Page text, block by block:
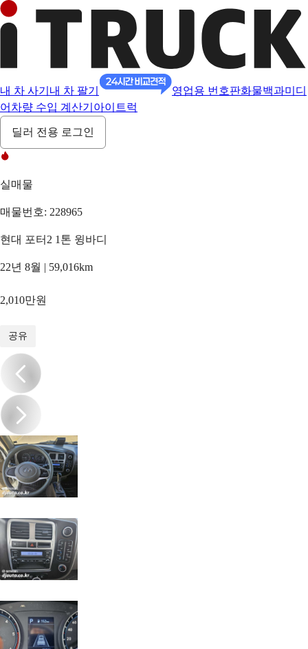
내 차 사기 내 차 팔기 영업용 번호판화물백과미디
어 차량 수입 계산기 아이트럭
딜러 전용 로그인
실매물
매물번호: 228965
현대 포터2 1톤 윙바디
22년 8월 | 59,016km
2,010만원
공유
/20